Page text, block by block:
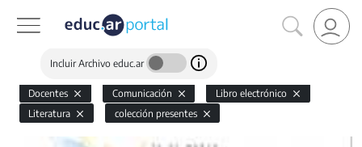
Incluir Archivo educ.ar
Docentes Comunicación
Libro electrónico
Literatura
colección presentes